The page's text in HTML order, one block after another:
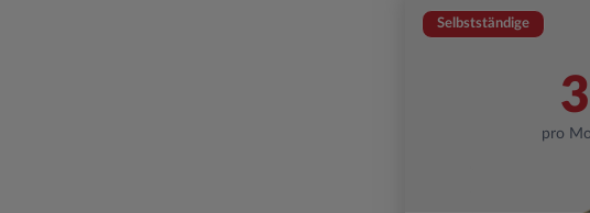
Selbstständige
pro